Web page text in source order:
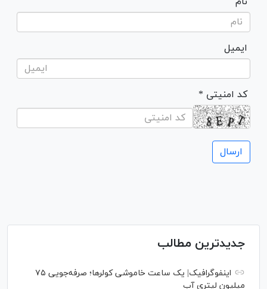
ایمیل
* کد امنیتی
جدیدترین مطالب
اینفوگرافیک| یک ساعت خاموشی کولرها؛ صرفه‌جویی ۷۵
میلیون لیتری آب